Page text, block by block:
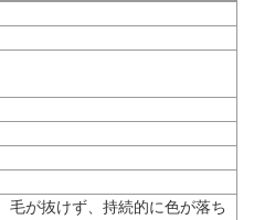
毛が抜けず、持続的に色が落ち